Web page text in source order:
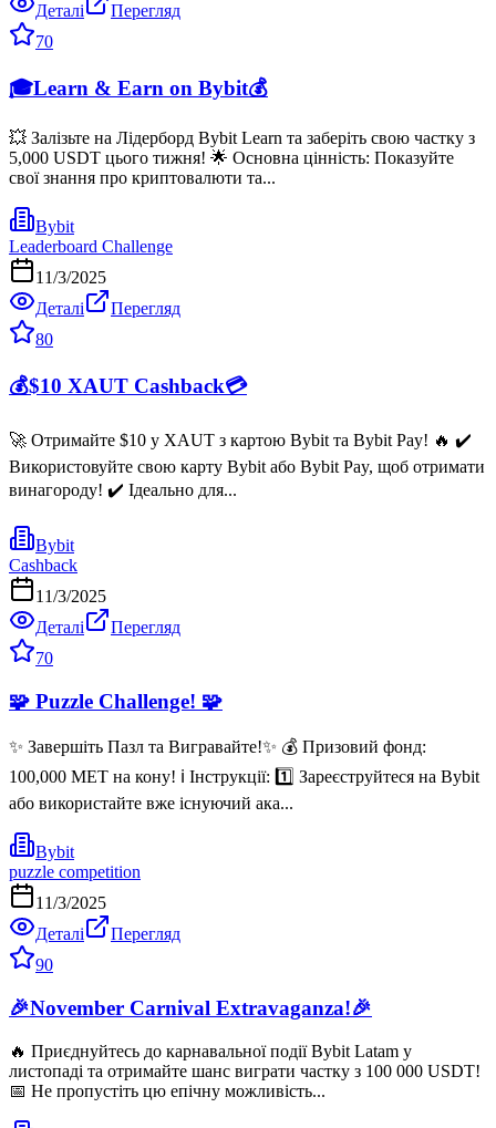
Деталі
Перегляд
70
🎓Learn & Earn on Bybit💰
💥 Залізьте на Лідерборд Bybit Learn та заберіть свою частку з
5,000 USDT цього тижня! 🌟 Основна цінність: Показуйте
свої знання про криптовалюти та...
Bybit
Leaderboard Challenge
11/3/2025
Деталі
Перегляд
80
💰$10 XAUT Cashback💳
🚀 Отримайте $10 у XAUT з картою Bybit та Bybit Pay! 🔥 ✔️
Використовуйте свою карту Bybit або Bybit Pay, щоб отримати
винагороду! ✔️ Ідеально для...
Bybit
Cashback
11/3/2025
Деталі
Перегляд
70
🧩 Puzzle Challenge! 🧩
✨ Завершіть Пазл та Вигравайте!✨ 💰 Призовий фонд:
100,000 MET на кону! ℹ️ Інструкції: 1️⃣ Зареєструйтеся на Bybit
або використайте вже існуючий ака...
Bybit
puzzle competition
11/3/2025
Деталі
Перегляд
90
🎉November Carnival Extravaganza!🎉
🔥 Приєднуйтесь до карнавальної події Bybit Latam у
листопаді та отримайте шанс виграти частку з 100 000 USDT!
📅 Не пропустіть цю епічну можливість...